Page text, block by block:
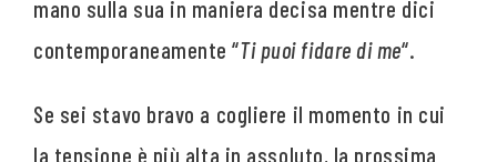
mano sulla sua in maniera decisa mentre dici
contemporaneamente “Ti puoi fidare di me“.
Se sei stavo bravo a cogliere il momento in cui
la tensione è più alta in assoluto, la prossima